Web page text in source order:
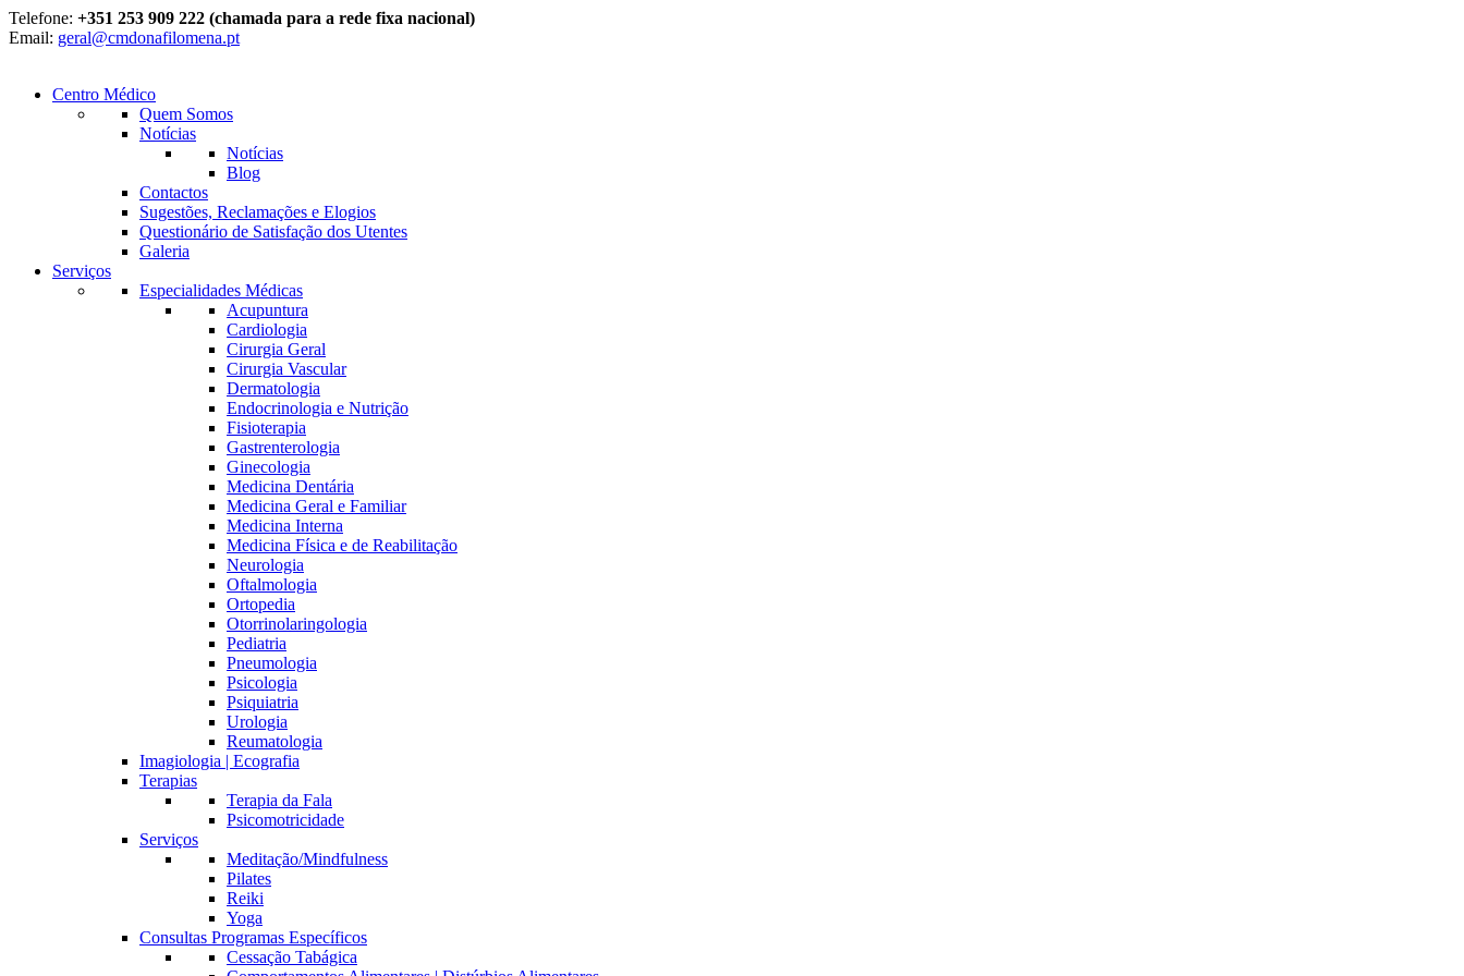
Telefone: +351 253 909 222 (chamada para a rede fixa nacional)
Email: geral@cmdonafilomena.pt
Centro Médico
Quem Somos
Notícias
Notícias
Blog
Contactos
Sugestões, Reclamações e Elogios
Questionário de Satisfação dos Utentes
Galeria
Serviços
Especialidades Médicas
Acupuntura
Cardiologia
Cirurgia Geral
Cirurgia Vascular
Dermatologia
Endocrinologia e Nutrição
Fisioterapia
Gastrenterologia
Ginecologia
Medicina Dentária
Medicina Geral e Familiar
Medicina Interna
Medicina Física e de Reabilitação
Neurologia
Oftalmologia
Ortopedia
Otorrinolaringologia
Pediatria
Pneumologia
Psicologia
Psiquiatria
Urologia
Reumatologia
Imagiologia | Ecografia
Terapias
Terapia da Fala
Psicomotricidade
Serviços
Meditação/Mindfulness
Pilates
Reiki
Yoga
Consultas Programas Específicos
Cessação Tabágica